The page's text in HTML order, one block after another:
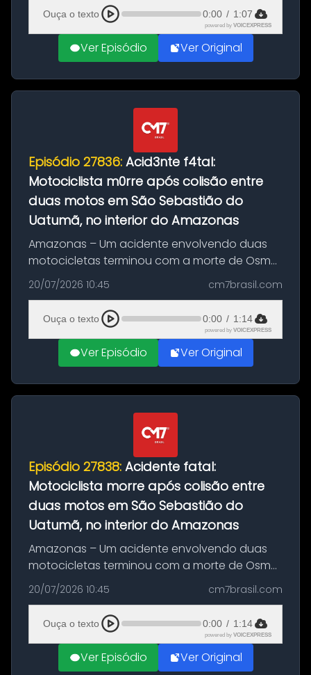
Feira de Santana, na Bahia. O c...
Ouça o texto 0:00 / 1:07
powered by VOICEXPRESS
Ver Episódio Ver Original
Episódio 27836: Acid3nte f4tal:
Motociclista m0rre após colisão entre
duas motos em São Sebastião do
Uatumã, no interior do Amazonas
Amazonas – Um acidente envolvendo duas
motocicletas terminou com a morte de Osmar
Figueiredo de Souza, de 38 anos, no município
de São Sebastião do Uatumã, no interior do
Amazonas. A colisão ocorreu n...
20/07/2026 10:45 cm7brasil.com
Ouça o texto 0:00 / 1:14
powered by VOICEXPRESS
Ver Episódio Ver Original
Episódio 27838: Acidente fatal:
Motociclista morre após colisão entre
duas motos em São Sebastião do
Uatumã, no interior do Amazonas
Amazonas – Um acidente envolvendo duas
motocicletas terminou com a morte de Osmar
Figueiredo de Souza, de 38 anos, no município
de São Sebastião do Uatumã, no interior do
Amazonas. A colisão ocorreu n...
20/07/2026 10:45 cm7brasil.com
Ouça o texto 0:00 / 1:14
powered by VOICEXPRESS
Ver Episódio Ver Original